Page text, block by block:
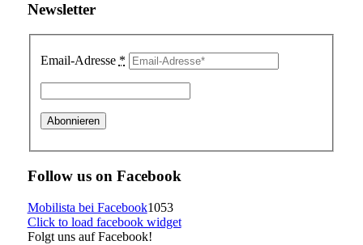
Newsletter
Email-Adresse *
Follow us on Facebook
Mobilista bei Facebook1053
Click to load facebook widget
Folgt uns auf Facebook!